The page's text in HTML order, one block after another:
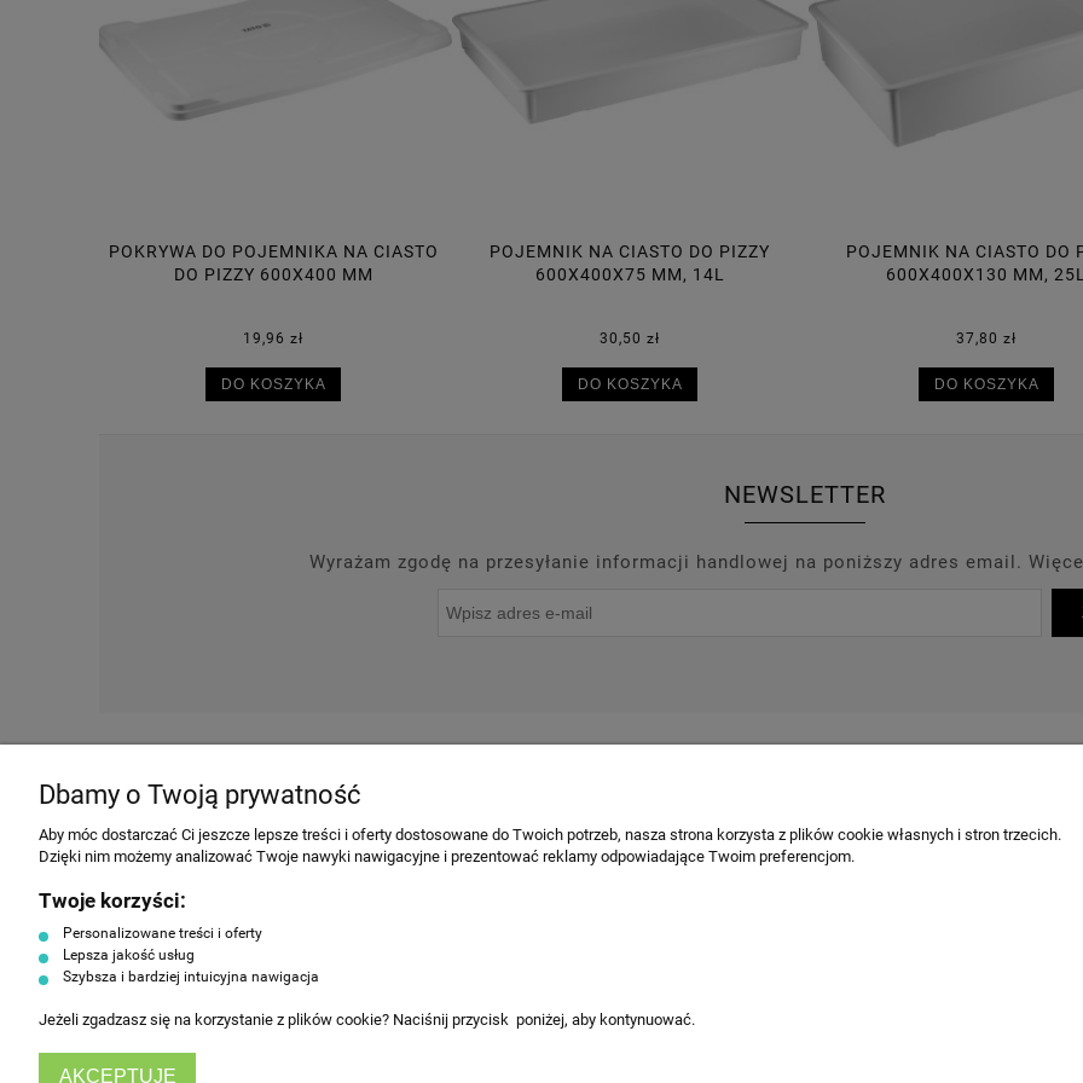
POJEMNIK NA CIASTO DO PIZZY
600X400X75 MM, 14L
30,50 zł
DO KOSZYKA
POJEMNIK NA CIASTO DO PIZZY
600X400X130 MM, 25L
37,80 zł
DO KOSZYKA
POJEMNIK NA CIASTO DO
600X400X95 MM, 18L
34,70 zł
DO KOSZYKA
NEWSLETTER
Wyrażam zgodę na przesyłanie informacji handlowej na poniższy adres email.
O NAS NOWOŚCI PROMOCJE PRODUCENCI OUTLET BLOG
INFORMACJE
Producenci
Polityka prywatności
Koszty dostawy
Tabela rozmiarów ubrań
HorecaEurope
OBSŁUGA KLIENTA
Dbamy o Twoją prywatność
Aby móc dostarczać Ci jeszcze lepsze treści i oferty dostosowane do Twoich potrzeb, nasza strona korzysta z plików cookie własnych i stron trzecich.
Dzięki nim możemy analizować Twoje nawyki nawigacyjne i prezentować reklamy odpowiadające Twoim preferencjom.
Twoje korzyści:
Personalizowane treści i oferty
Lepsza jakość usług
Szybsza i bardziej intuicyjna nawigacja
Jeżeli zgadzasz się na korzystanie z plików cookie? Naciśnij przycisk poniżej, aby kontynuować.
AKCEPTUJĘ